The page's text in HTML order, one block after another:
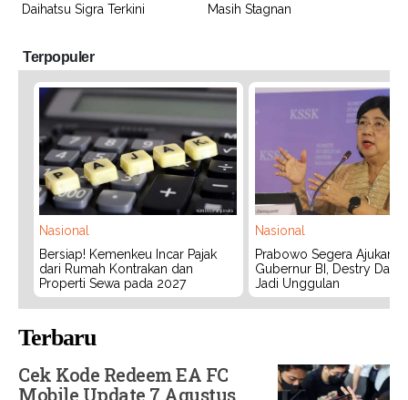
Daihatsu Sigra Terkini
Masih Stagnan
Terpopuler
Nasional
Bersiap! Kemenkeu Incar Pajak
dari Rumah Kontrakan dan
Properti Sewa pada 2027
Nasional
Prabowo Segera Ajukan
Gubernur BI, Destry
Jadi Unggulan
Terbaru
Cek Kode Redeem EA FC
Mobile Update 7 Agustus